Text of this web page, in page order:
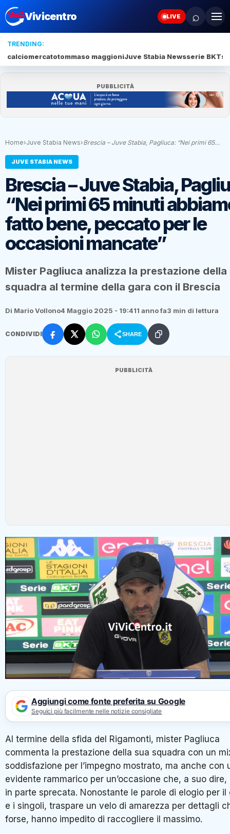
Vivicentro LIVE ⌕
TRENDING:
calciomercatotommaso maggioniJuve Stabia Newsserie BKT
PUBBLICITÀ
Home›Juve Stabia News›Brescia – Juve Stabia, Pagliuca: “Nei primi 65…
JUVE STABIA NEWS
Brescia – Juve Stabia,
“Nei primi 65 minuti
fatto bene, peccato per le
occasioni mancate”
Mister Pagliuca analizza la prestazione della
squadra al termine della gara con il Brescia
Di Mario Vollono4 Maggio 2025 - 19:411 anno fa3 min di lettura
CONDIVIDI SHARE
PUBBLICITÀ
Aggiungi come fonte preferita su Google
Seguici più facilmente nelle notizie consigliate
Al termine della sfida del Rigamonti, mister Pagliuca
commenta la prestazione della sua squadra con un
soddisfazione per l’impegno mostrato, ma anche con
evidente rammarico per un’occasione che, a suo
in parte sprecata. Nonostante le parole di elogio per il
e i singoli, traspare un velo di amarezza per dettagli
forse, hanno impedito di raccogliere il massimo.